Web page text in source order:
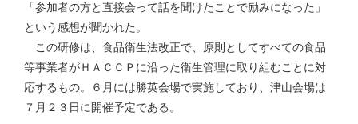
「参加者の方と直接会って話を聞けたことで励みになった」
という感想が聞かれた。
この研修は、食品衛生法改正で、原則としてすべての食品
等事業者がＨＡＣＣＰに沿った衛生管理に取り組むことに対
応するもの。６月には勝英会場で実施しており、津山会場は
７月２３日に開催予定である。